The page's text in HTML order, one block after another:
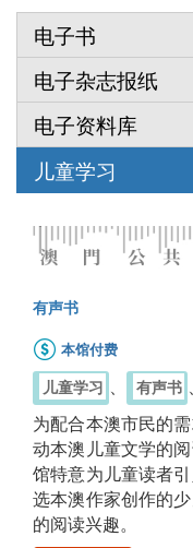
电子书
电子杂志报纸
电子资料库
儿童学习
有声书
本馆付费
儿童学习 、 有声书 、
为配合本澳市民的
动本澳儿童文学的
馆特意为儿童读者
选本澳作家创作的
的阅读兴趣。